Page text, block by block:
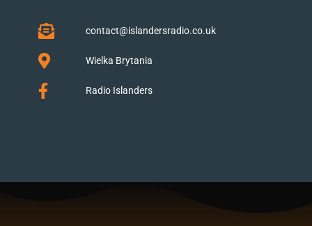
contact@islandersradio.co.uk
Wielka Brytania
Radio Islanders